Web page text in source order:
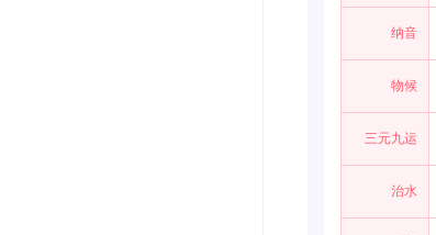
纳音
物候
三元九运
治水